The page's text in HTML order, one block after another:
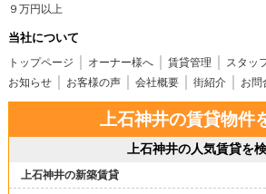
９万円以上
当社について
トップページ オーナー様へ 賃貸管理 スタッ
お知らせ
お客様の声 会社概要 街紹介 お問
上石神井の賃貸物件
上石神井の人気賃貸を
上石神井の新築賃貸